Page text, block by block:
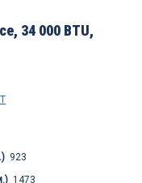
34 000 BTU,
923
1473